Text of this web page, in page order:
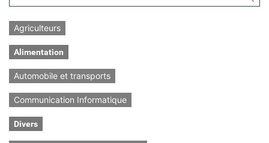
Agriculteurs
Alimentation
Automobile et transports
Communication Informatique
Divers